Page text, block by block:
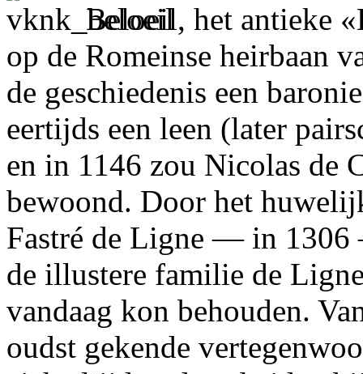
Beloeil, het antieke
op de Romeinse heirbaan
de geschiedenis een
eertijds een leen (later
en in 1146 zou Nicolas de
bewoond. Door het
Fastré de Ligne — in
de illustere familie de
vandaag kon behouden.
oudst gekende